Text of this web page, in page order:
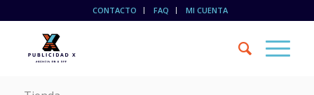
CONTACTO FAQ MI CUENTA